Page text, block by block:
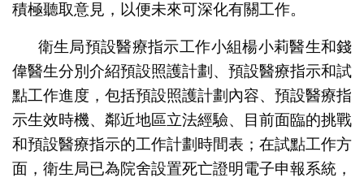
積極聽取意見，以便未來可深化有關工作。
衛生局預設醫療指示工作小組楊小莉醫生和錢
偉醫生分別介紹預設照護計劃、預設醫療指示和試
點工作進度，包括預設照護計劃內容、預設醫療指
示生效時機、鄰近地區立法經驗、目前面臨的挑戰
和預設醫療指示的工作計劃時間表；在試點工作方
面，衛生局已為院舍設置死亡證明電子申報系統，